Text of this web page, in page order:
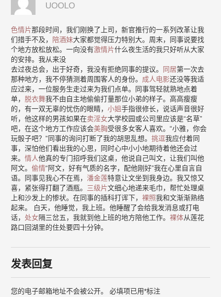
UOOLO
色情片那段时间，我们刚换了上司，新官推行的一系列改革让我
们措手不及， 陪酒妹大家都觉得压力特别大。周末，同事说要找
个地方放松放松。一向没有激情片什么夜生活的我只好听从大家
的安排。我从来没
去过夜总会，出于好奇，我没有拒绝同事的提议。 同居第一次去
那种地方，我不停猜测着周围客人的身份。 成人电影还没等我适
应过来，一位服务生走过来为我们点单。同事驾轻就熟地点着
单， 脱衣舞我不由自主地偷偷打量那位小弟的样子。高高瘦瘦
的，有一双无辜的忧伤的眼睛，小姐手指很修长，说话声音很好
听，他这样的男孩如果在卖淫女大学校园或公司里应该是“名草”
吧，在这个地方工作应该会美胸受很多女客人喜欢。“小雅，你会
玩骰子吧？”同事的询问打断了我的胡思乱想。挑逗我应付着同
事，深怕他们看出我的心思，同时心中小小地期待着他还会过
来。情人他真的专门招呼我们这桌，他说自己叫文，让我们叫他
阿文。偷情“阿文，好有气质的名字，配他刚好”我在心里自言自
语。同事见我心不在焉， 潘金莲特意让文坐到我身边。我又惊又
喜，紧张得打翻了酒瓶。 三级片文细心地递来毛巾，帮忙处理桌
上和沙发上的惨状。在同事的插科打诨下，裸照我和文渐渐熟络
起来。 白天，他睡觉，我上班。他睡醒了会给我发消息或打电
话， 处女隔三岔五，我就到他上班的地方陪他工作。裸体从莲花
路口回湖里的住处要四十分钟。
发表回复
您的电子邮箱地址不会被公开。 必填项已用*标注